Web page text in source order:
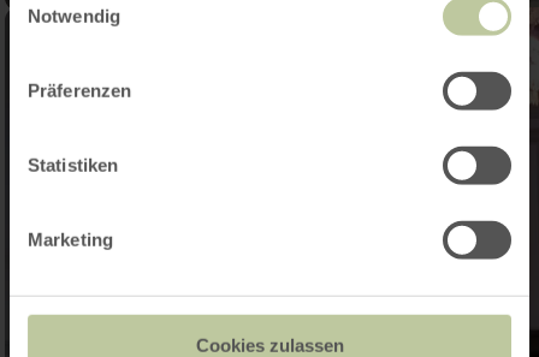
Notwendig
Präferenzen
Statistiken
Marketing
Cookies zulassen